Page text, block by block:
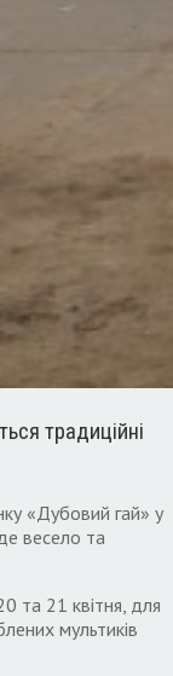
традиційні
«Дубовий гай» у
весело та
та 21 квітня, для
мультиків